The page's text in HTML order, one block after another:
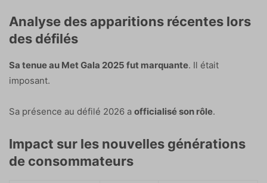
Analyse des apparitions récentes lors
des défilés
Sa tenue au Met Gala 2025 fut marquante. Il était
imposant.
Sa présence au défilé 2026 a officialisé son rôle.
Impact sur les nouvelles générations
de consommateurs